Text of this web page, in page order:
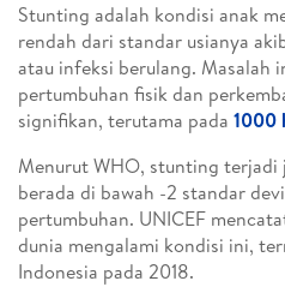
Stunting adalah kondisi anak
rendah dari standar usianya
atau infeksi berulang. Masalah
pertumbuhan fisik dan
signifikan, terutama pada 1000
Menurut WHO, stunting terjadi
berada di bawah -2 standar
pertumbuhan. UNICEF
dunia mengalami kondisi ini,
Indonesia pada 2018.